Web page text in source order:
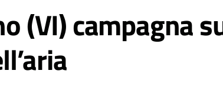
(VI) campagna